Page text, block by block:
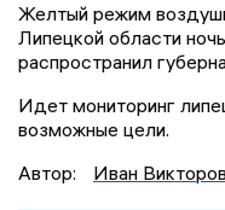
Желтый режим
Липецкой области
распространил
Идет мониторинг
возможные цели.
Автор:
Иван Викторов